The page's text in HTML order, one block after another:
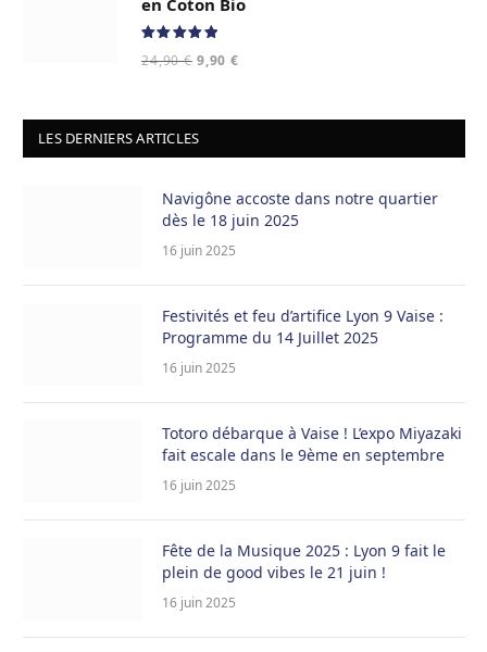
sur 5
24,90€ Le
était :
24,90 €.
9,90€Le
est :
LES DERNIERS ARTICLES
Navigône accoste dans notre quartier
dès le 18 juin 2025
16 juin 2025
Festivités et feu d’artifice Lyon 9 Vaise :
Programme du 14 Juillet 2025
16 juin 2025
Totoro débarque à Vaise ! L’expo Miyazaki
fait escale dans le 9ème en septembre
16 juin 2025
Fête de la Musique 2025 : Lyon 9 fait le
plein de good vibes le 21 juin !
16 juin 2025